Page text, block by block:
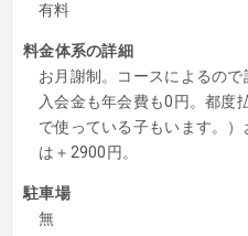
有料
料金体系の詳細
お月謝制。コースによるので
入会金も年会費も0円。都度
で使っている子もいます。
は＋2900円。
駐車場
無